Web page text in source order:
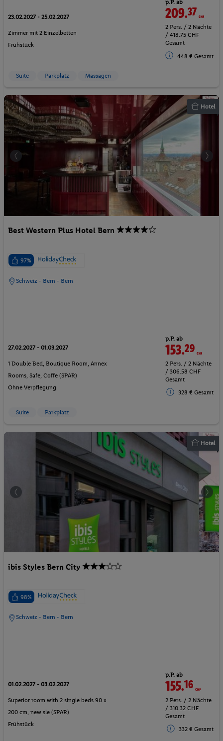
23.02.2027 - 25.02.2027
Zimmer mit 2 Einzelbetten
Frühstück
p.P. ab
209.37CHF
2 Pers. / 2 Nächte
/ 418.75 CHF
Gesamt
448 € Gesamt
Suite Parkplatz Massagen
Hotel
Best Western Plus Hotel Bern
97%
Schweiz - Bern - Bern
27.02.2027 - 01.03.2027
1 Double Bed, Boutique Room, Annex
Rooms, Safe, Coffe (SPAR)
Ohne Verpflegung
p.P. ab
153.29CHF
2 Pers. / 2 Nächte
/ 306.58 CHF
Gesamt
328 € Gesamt
Suite Parkplatz
Hotel
ibis Styles Bern City
98%
Schweiz - Bern - Bern
01.02.2027 - 03.02.2027
Superior room with 2 single beds 90 x
200 cm, new sle (SPAR)
Frühstück
p.P. ab
155.16CHF
2 Pers. / 2 Nächte
/ 310.32 CHF
Gesamt
332 € Gesamt